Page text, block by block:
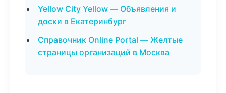
Yellow City Yellow — Объявления и
доски в Екатеринбург
Справочник Online Portal — Желтые
страницы организаций в Москва